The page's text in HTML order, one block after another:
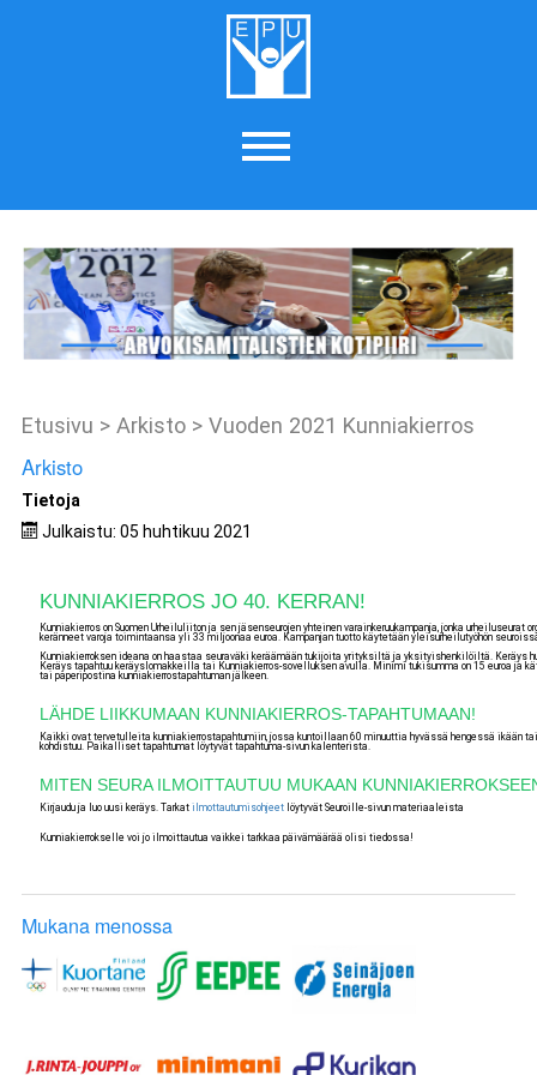
Etusivu > Arkisto >Vuoden 2021 Kunniakierros
Arkisto
Tietoja
Julkaistu: 05 huhtikuu 2021
KUNNIAKIERROS JO 40. KERRAN!
Kunniakierros on Suomen Urheiluliiton ja sen jäsenseurojen yhteinen varainkeruukampanja, jonka
keränneet varoja toimintaansa yli 33 miljoonaa euroa. Kampanjan tuotto käytetään yleisurheilutyöhön
Kunniakierroksen ideana on haastaa seuraväki keräämään tukijoita yrityksiltä ja yksityishenkilöiltä. Keräys
Keräys tapahtuu keräyslomakkeilla tai Kunniakierros-sovelluksen avulla. Minimi tukisumma on 15 euroa
tai paperipostina kunniakierrostapahtuman jälkeen.
LÄHDE LIIKKUMAAN KUNNIAKIERROS-TAPAHTUMAAN!
Kaikki ovat tervetulleita kunniakierrostapahtumiin, jossa kuntoillaan 60 minuuttia hyvässä hengessä ikään
kohdistuu. Paikalliset tapahtumat löytyvät tapahtuma-sivun kalenterista.
MITEN SEURA ILMOITTAUTUU MUKAAN
Kirjaudu ja luo uusi keräys. Tarkatilmottautumisohjeet löytyvät Seuroille-sivun materiaaleista
Kunniakierrokselle voi jo ilmoittautua vaikkei tarkkaa päivämäärää olisi tiedossa!
Mukana menossa